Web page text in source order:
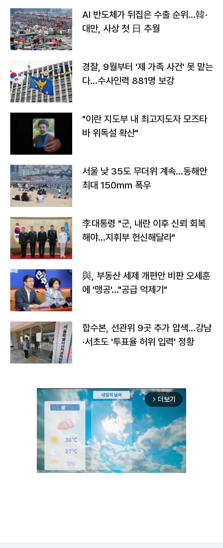
AI 반도체가 뒤집은 수출 순위…韓·
대만, 사상 첫 日 추월
경찰, 9월부터 '제 가족 사건' 못 맡는
다…수사인력 881명 보강
"이란 지도부 내 최고지도자 모즈타
바 위독설 확산"
서울 낮 35도 무더위 계속…동해안
최대 150㎜ 폭우
李대통령 "군, 내란 이후 신뢰 회복
해야…지휘부 헌신해달라"
與, 부동산 세제 개편안 비판 오세훈
에 '맹공'…"공급 억제기"
합수본, 선관위 9곳 추가 압색…강남
·서초도 '투표율 허위 입력' 정황
arrow_forward_ios 더보기